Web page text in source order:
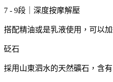
7 - 9段｜深度按摩解壓
搭配精油或是乳液使用，可以
砭石
採用山東泗水的天然礦石，含